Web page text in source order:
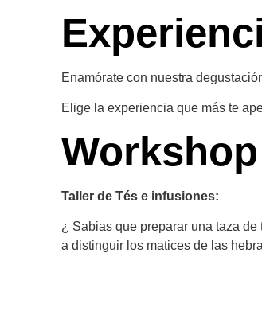
Enamórate con nuestra
Elige la experiencia que más te
Workshop
Taller de Tés e infusiones:
¿ Sabias que preparar una taza
a distinguir los matices de las